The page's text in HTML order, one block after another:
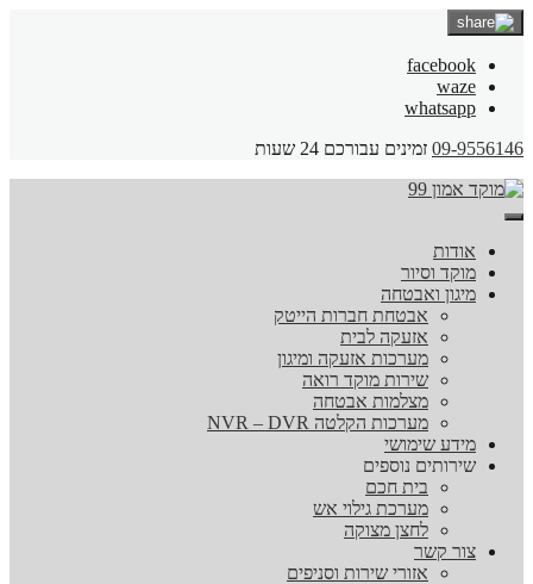
facebook
waze
whatsapp
09-9556146 זמינים עבורכם 24 שעות
אודות
מוקד וסיור
מיגון ואבטחה
אבטחת חברות הייטק
אזעקה לבית
מערכות אזעקה ומיגון
שירות מוקד רואה
מצלמות אבטחה
מערכות הקלטה NVR – DVR
מידע שימושי
שירותים נוספים
בית חכם
מערכת גילוי אש
לחצן מצוקה
צור קשר
אזורי שירות וסניפים